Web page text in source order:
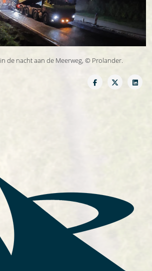
de nacht aan de Meerweg, © Prolander.